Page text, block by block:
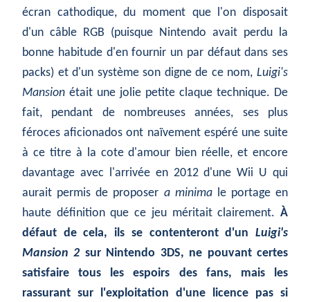
écran cathodique, du moment que l'on disposait
d'un câble RGB (puisque Nintendo avait perdu la
bonne habitude d'en fournir un par défaut dans ses
packs) et d'un système son digne de ce nom, Luigi's
Mansion était une jolie petite claque technique. De
fait, pendant de nombreuses années, ses plus
féroces aficionados ont naïvement espéré une suite
à ce titre à la cote d'amour bien réelle, et encore
davantage avec l'arrivée en 2012 d'une Wii U qui
aurait permis de proposer a minima le portage en
haute définition que ce jeu méritait clairement. À
défaut de cela, ils se contenteront d'un Luigi's
Mansion 2 sur Nintendo 3DS, ne pouvant certes
satisfaire tous les espoirs des fans, mais les
rassurant sur l'exploitation d'une licence pas si